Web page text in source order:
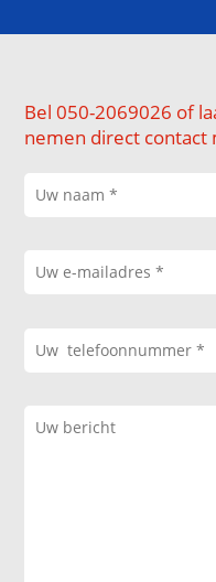
Bel 050-2069026 of
nemen direct contact